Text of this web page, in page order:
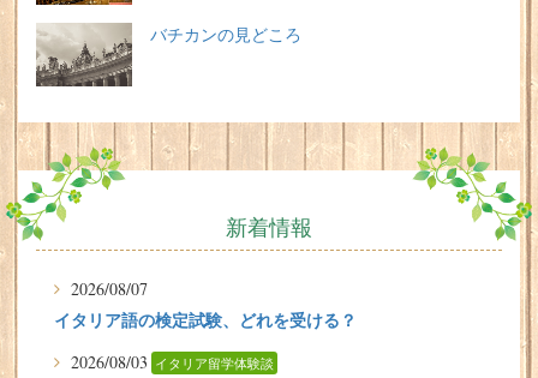
バチカンの見どころ
新着情報
2026/08/07
イタリア語の検定試験、どれを受ける？
2026/08/03 イタリア留学体験談